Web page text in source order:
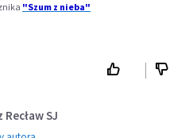
"Szum z nieba"
SJ